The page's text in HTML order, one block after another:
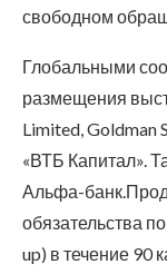
свободном
Глобальными
размещения
Limited, Goldman
«ВТБ Капитал».
Альфа-
обязательства
up) в течение 90